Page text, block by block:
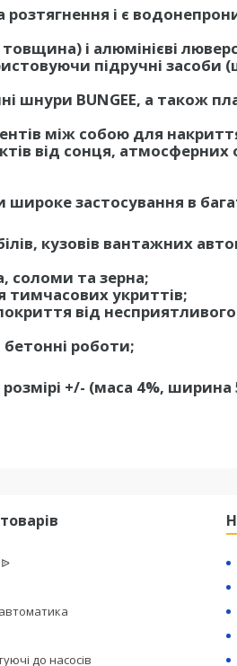
розтягнення і є
і алюмінієві
підручні засоби
шнури BUNGEE, а також
між собою для
від сонця, атмосферних
застосування в
кузовів вантажних
соломи та зерна;
тимчасових укриттів;
від
бетонні роботи;
+/- (маса 4%,
ᐉ
до насосів